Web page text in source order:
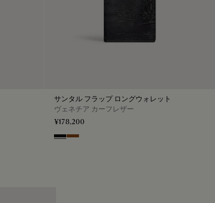
サンタル フラップ ロングウォレット
ヴェネチア カーフレザー
¥178,200
Nero Grigio
Cacao Intenso